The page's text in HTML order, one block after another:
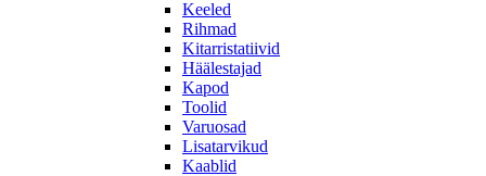
Keeled
Rihmad
Kitarristatiivid
Häälestajad
Kapod
Toolid
Varuosad
Lisatarvikud
Kaablid